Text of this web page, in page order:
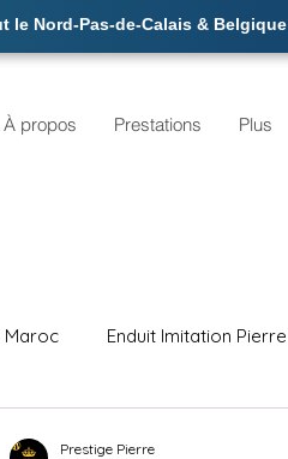
À propos Prestations Plus
Maroc Enduit Imitation
Prestige Pierre
Nord-Pas-de-Calais & Belgique